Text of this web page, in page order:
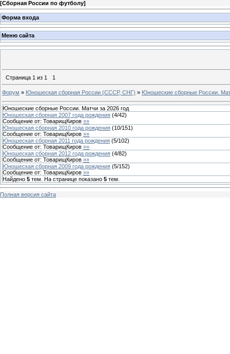
[Сборная России по футболу]
Форма входа
Меню сайта
Страница 1 из 1 1
Форум » Юношеская сборная России (СССР, СНГ) » Юношеские сборные России.
Юношеские сборные России. Матчи за 2026 год
Юношеская сборная 2007 года рождения (4/42)
Сообщение от: ТоварищКиров »»
Юношеская сборная 2010 года рождения (10/151)
Сообщение от: ТоварищКиров »»
Юношеская сборная 2011 года рождения (5/102)
Сообщение от: ТоварищКиров »»
Юношеская сборная 2012 года рождения (4/82)
Сообщение от: ТоварищКиров »»
Юношеская сборная 2009 года рождения (5/152)
Сообщение от: ТоварищКиров »»
Найдено 5 тем. На странице показано 5 тем.
Полная версия сайта